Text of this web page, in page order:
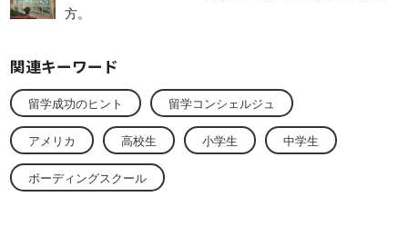
方。
関連キーワード
留学成功のヒント 留学コンシェルジュ
アメリカ 高校生 小学生 中学生
ボーディングスクール